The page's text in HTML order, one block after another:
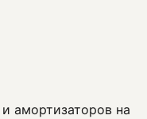
амортизаторов на